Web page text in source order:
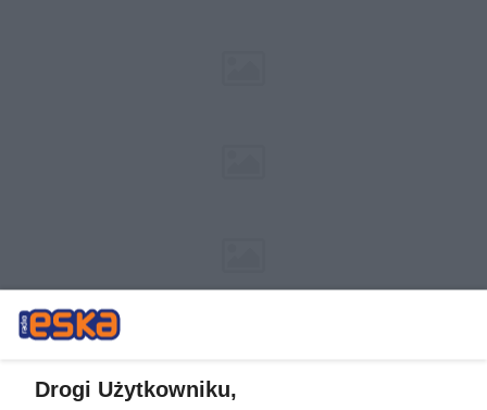
Drogi Użytkowniku,